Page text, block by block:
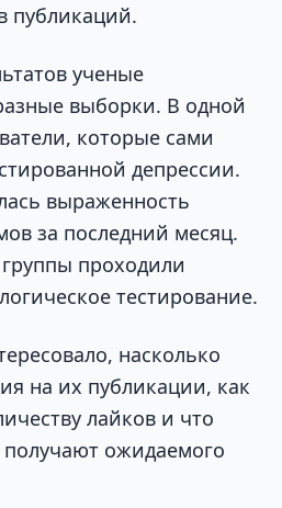
публикаций.
ученые
выборки. В одной
которые сами
депрессии.
выраженность
за последний месяц.
проходили
тестирование.
насколько
на их публикации, как
лайков и что
получают ожидаемого